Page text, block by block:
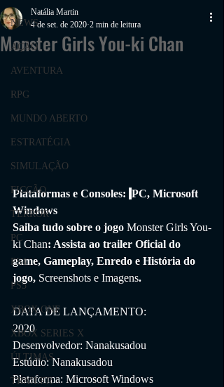
NEWS
AÇÃO
AVENTURA
RPG
MUNDO ABERTO
ESTRATÉGIA
SIMULAÇÃO
FICÇÃO
TERROR
PC
PS4
PS5
XBOX ONE
XBOX SERIES X
ÚLTIMAS
TRAILER
Monster Girls You-ki Chan
Natália Martin
4 de set. de 2020 2 min de leitura
Plataformas e Consoles: PC, Microsoft
Windows
Saiba tudo sobre o jogo Monster Girls You-
ki Chan: Assista ao trailer Oficial do
game, Gameplay, Enredo e História do
jogo, Screenshots e Imagens.
DATA DE LANÇAMENTO:
2020
Desenvolvedor: Nanakusadou
Estúdio: Nanakusadou
Plataforma: Microsoft Windows